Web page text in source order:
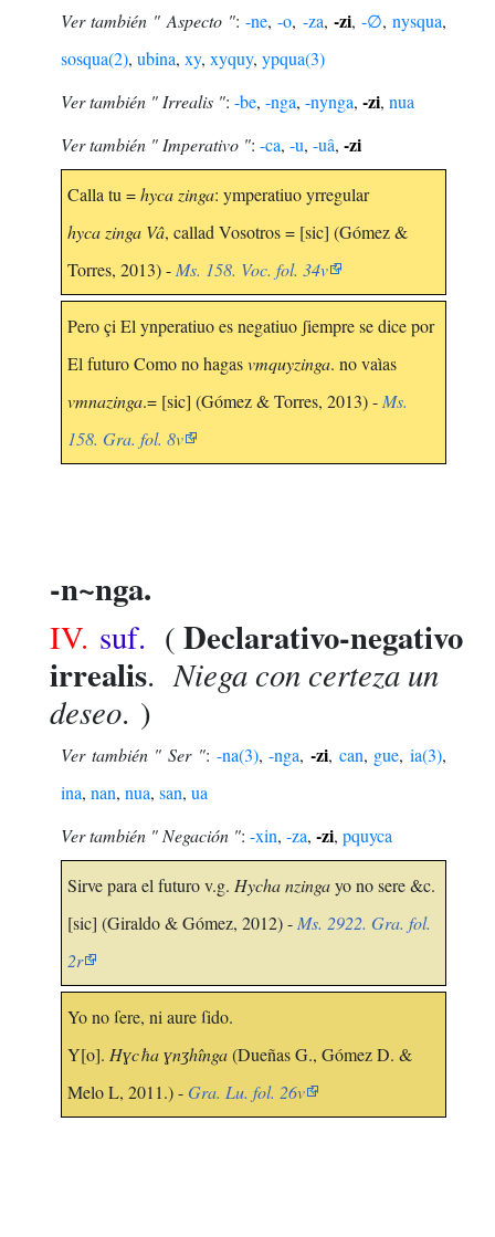
Ver también " Aspecto ":-ne,-o, -za, -zi, -∅,nysqua,
sosqua(2), ubina, xy, xyquy, ypqua(3)
Ver también " Irrealis ": -be, -nga, -nynga, -zi, nua
Ver también " Imperativo ": -ca, -u, -uâ, -zi
Calla tu =hyca zinga: ymperatiuo yrregular
hyca zinga Vâ, callad Vosotros = [sic] (Gómez &
Torres, 2013) - Ms. 158. Voc. fol. 34v
Pero çi El ynperatiuo es negatiuo ʃiempre se dice por
El futuro Como no hagasvmquyzinga. no vaìas
vmnazinga.= [sic] (Gómez & Torres, 2013) - Ms.
158. Gra. fol. 8v
-n~nga.
IV. suf. ( Declarativo-negativo
irrealis. Niega con certeza un
deseo. )
Ver también " Ser ": -na(3),-nga,-zi, can, gue,ia(3),
ina, nan, nua, san, ua
Ver también " Negación ": -xin, -za, -zi, pquyca
Sirve para el futuro v.g. Hycha nzingayo no sere &c.
[sic] (Giraldo & Gómez, 2012) - Ms. 2922. Gra. fol.
2r
Yo no ſere, ni aure ſido.
Y[o]. Hɣcħa ɣnʒhînga(Dueñas G., Gómez D. &
Melo L, 2011.) -Gra. Lu. fol. 26v